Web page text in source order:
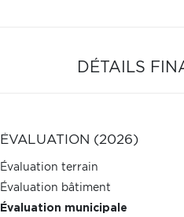
DÉTAILS
ÉVALUATION (2026)
Évaluation terrain
Évaluation bâtiment
Évaluation municipale